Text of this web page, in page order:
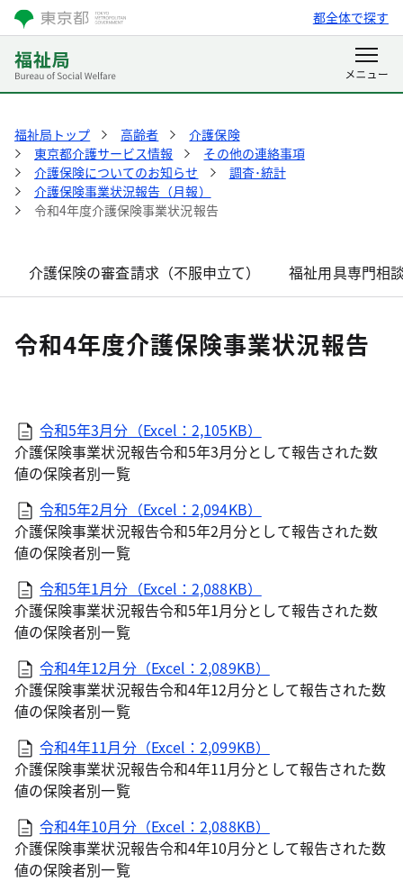
都全体で探す
福祉局トップ 高齢者
介護保険
東京都介護サービス情報
その他の連絡事項
介護保険についてのお知らせ
調査･統計
介護保険事業状況報告（月報）
令和4年度介護保険事業状況報告
介護保険の審査請求（不服申立て） 福祉用具専門相
令和4年度介護保険事業状況報告
令和5年3月分（Excel：2,105KB）
介護保険事業状況報告令和5年3月分として報告された数
値の保険者別一覧
令和5年2月分（Excel：2,094KB）
介護保険事業状況報告令和5年2月分として報告された数
値の保険者別一覧
令和5年1月分（Excel：2,088KB）
介護保険事業状況報告令和5年1月分として報告された数
値の保険者別一覧
令和4年12月分（Excel：2,089KB）
介護保険事業状況報告令和4年12月分として報告された数
値の保険者別一覧
令和4年11月分（Excel：2,099KB）
介護保険事業状況報告令和4年11月分として報告された数
値の保険者別一覧
令和4年10月分（Excel：2,088KB）
介護保険事業状況報告令和4年10月分として報告された数
値の保険者別一覧